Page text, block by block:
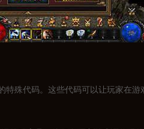
殊代码。这些代码可以让玩家在